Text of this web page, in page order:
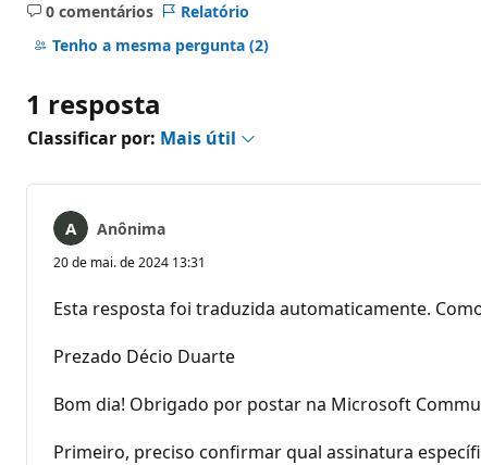
0 comentários
Sem
comentários
Relatório
Tenho a mesma pergunta (2)
1 resposta
Classificar por: Mais útil
Anônima
20 de mai. de 2024 13:31
Esta resposta foi traduzida automaticamente.
Prezado Décio Duarte
Bom dia! Obrigado por postar na Microsoft
Primeiro, preciso confirmar qual assinatura